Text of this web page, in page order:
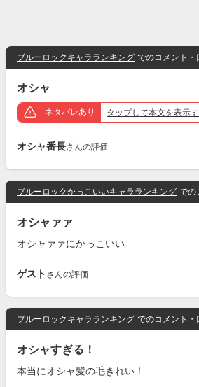
ブルーロックキャラランキング でのコメント・
オシャ
ネタバレあり タップして本文を表示
オシャ番長さんの評価
ブルーロックかっこいいキャラランキング での
オシャァァ
オシャァァにかっこいい
ゲスト さんの評価
ブルーロックキャラランキング でのコメント・
オシャすぎる！
本当にオシャ髪の毛きれい！